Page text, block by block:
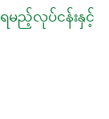
မည့်လုပ်ငန်းနှင့်